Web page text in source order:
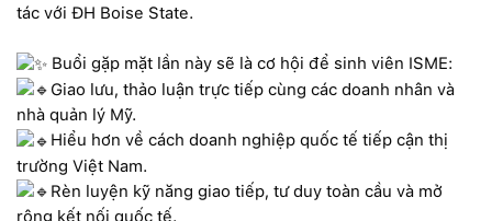
tác với ĐH Boise State.
Buổi gặp mặt lần này sẽ là cơ hội để sinh viên ISME:
Giao lưu, thảo luận trực tiếp cùng các doanh nhân và
nhà quản lý Mỹ.
Hiểu hơn về cách doanh nghiệp quốc tế tiếp cận thị
trường Việt Nam.
Rèn luyện kỹ năng giao tiếp, tư duy toàn cầu và mở
rộng kết nối quốc tế.